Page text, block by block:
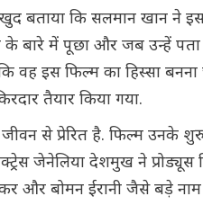
बताया कि सलमान खान ने इस
के बारे में पूछा और जब उन्हें
वह इस फिल्म का हिस्सा
तैयार किया गया.
जीवन से प्रेरित है. फिल्म उनके
जेनेलिया देशमुख ने
और बोमन ईरानी जैसे बड़े